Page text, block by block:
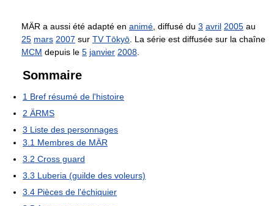
MÄR a aussi été adapté en animé , diffusé du 3 avril 2005 au
25 mars 2007 sur TV Tōkyō . La série est diffusée sur la chaîne
MCM depuis le 5 janvier 2008
Sommaire
1 Bref résumé de l'histoire
2 ÄRMS
3 Liste des personnages
3.1 Membres de MÄR
3.2 Cross guard
3.3 Luberia (guilde des voleurs)
3.4 Pièces de l'échiquier